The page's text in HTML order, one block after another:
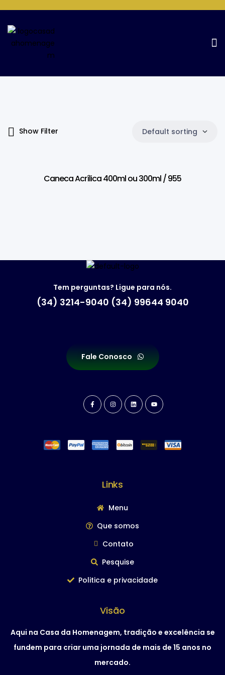
Products Tagged “400/300ml”
Home Page
Show Filter Default sorting
Caneca Acrílica 400ml ou 300ml / 955
Tem perguntas? Ligue para nós.
(34) 3214-9040 (34) 99644 9040
Links
Menu
Que somos
Contato
Pesquise
Politica e privacidade
Visão
Aqui na Casa da Homenagem, tradição e excelência se
fundem para criar uma jornada de mais de 15 anos no
mercado.
Fale Conosco